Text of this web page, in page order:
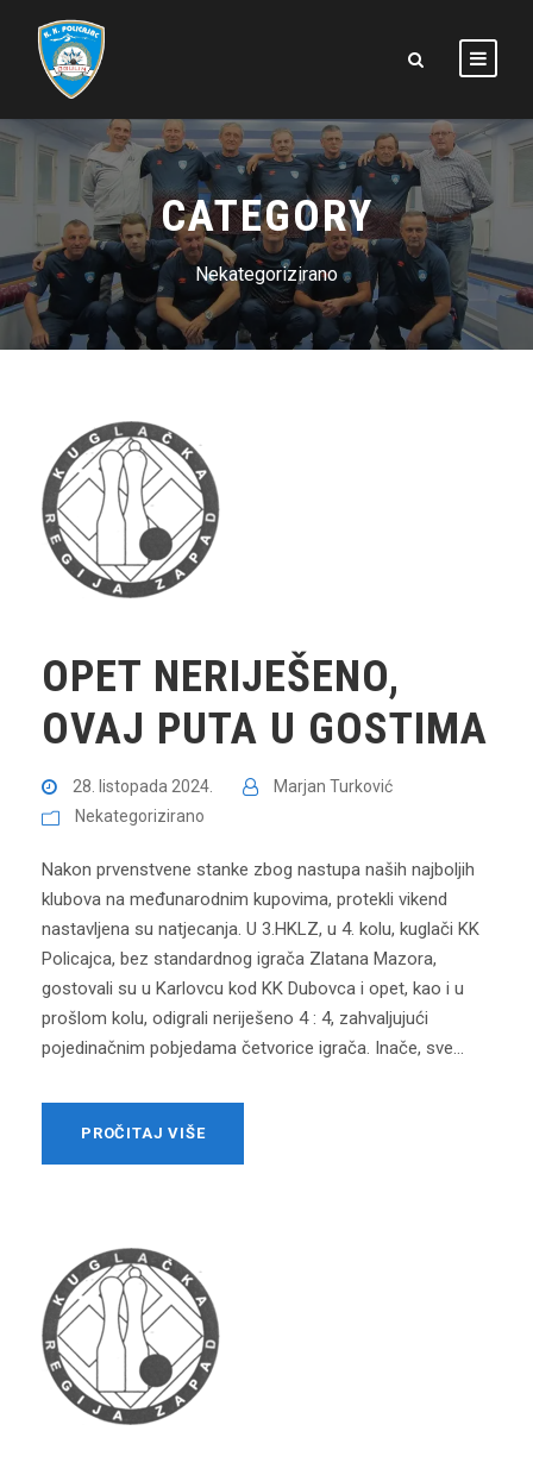
CATEGORY
Nekategorizirano
OPET NERIJEŠENO,
OVAJ PUTA U GOSTIMA
28. listopada 2024.
Marjan Turković
Nekategorizirano
Nakon prvenstvene stanke zbog nastupa naših najboljih
klubova na međunarodnim kupovima, protekli vikend
nastavljena su natjecanja. U 3.HKLZ, u 4. kolu, kuglači KK
Policajca, bez standardnog igrača Zlatana Mazora,
gostovali su u Karlovcu kod KK Dubovca i opet, kao i u
prošlom kolu, odigrali neriješeno 4 : 4, zahvaljujući
pojedinačnim pobjedama četvorice igrača. Inače, sve...
PROČITAJ VIŠE